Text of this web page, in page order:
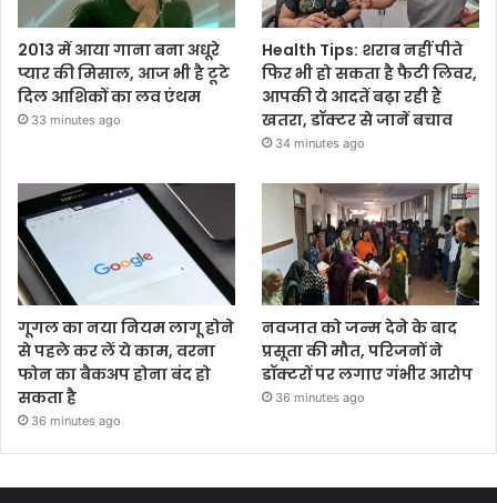
2013 में आया गाना बना अधूरे
प्यार की मिसाल, आज भी है टूटे
दिल आशिकों का लव एंथम
33 minutes ago
Health Tips: शराब नहीं पीते
फिर भी हो सकता है फैटी लिवर,
आपकी ये आदतें बढ़ा रही हैं
खतरा, डॉक्टर से जानें बचाव
34 minutes ago
गूगल का नया नियम लागू होने
से पहले कर लें ये काम, वरना
फोन का बैकअप होना बंद हो
सकता है
36 minutes ago
नवजात को जन्म देने के बाद
प्रसूता की मौत, परिजनों ने
डॉक्टरों पर लगाए गंभीर आरोप
36 minutes ago